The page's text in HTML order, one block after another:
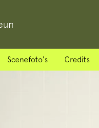
Scenefoto's Credits